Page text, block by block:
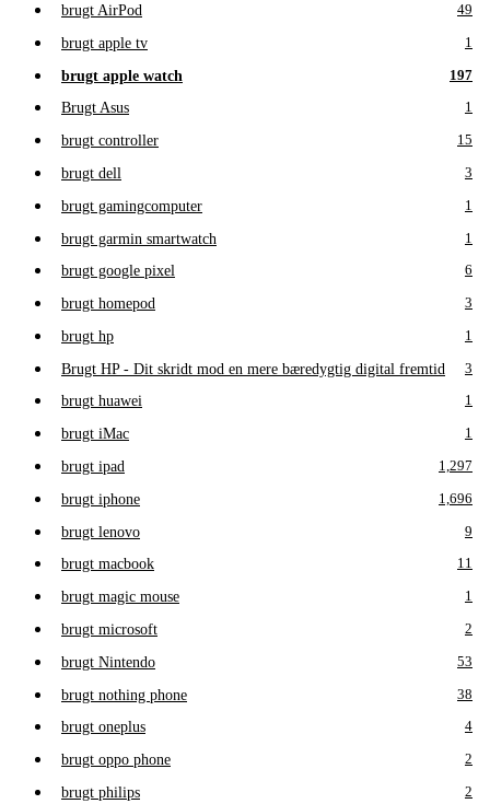
brugt AirPod 49
brugt apple tv 1
brugt apple watch 197
Brugt Asus 1
brugt controller 15
brugt dell 3
brugt gamingcomputer 1
brugt garmin smartwatch 1
brugt google pixel 6
brugt homepod 3
brugt hp 1
Brugt HP - Dit skridt mod en mere bæredygtig digital fremtid 3
brugt huawei 1
brugt iMac 1
brugt ipad 1,297
brugt iphone 1,696
brugt lenovo 9
brugt macbook 11
brugt magic mouse 1
brugt microsoft 2
brugt Nintendo 53
brugt nothing phone 38
brugt oneplus 4
brugt oppo phone 2
brugt philips 2